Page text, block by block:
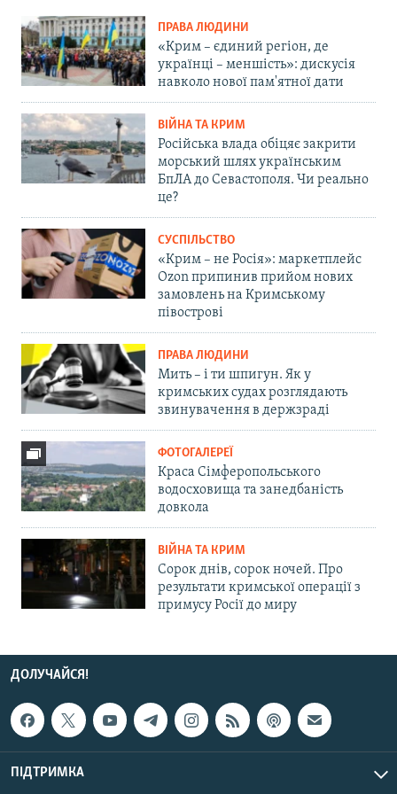
ПРАВА ЛЮДИНИ
«Крим – єдиний регіон, де
українці – меншість»: дискусія
навколо нової пам'ятної дати
ВІЙНА ТА КРИМ
Російська влада обіцяє закрити
морський шлях українським
БпЛА до Севастополя. Чи реально
це?
СУСПІЛЬСТВО
«Крим – не Росія»: маркетплейс
Ozon припинив прийом нових
замовлень на Кримському
півострові
ПРАВА ЛЮДИНИ
Мить – і ти шпигун. Як у
кримських судах розглядають
звинувачення в держзраді
ФОТОГАЛЕРЕЇ
Краса Сімферопольського
водосховища та занедбаність
довкола
ВІЙНА ТА КРИМ
Сорок днів, сорок ночей. Про
результати кримської операції з
примусу Росії до миру
ДОЛУЧАЙСЯ!
ПІДТРИМКА